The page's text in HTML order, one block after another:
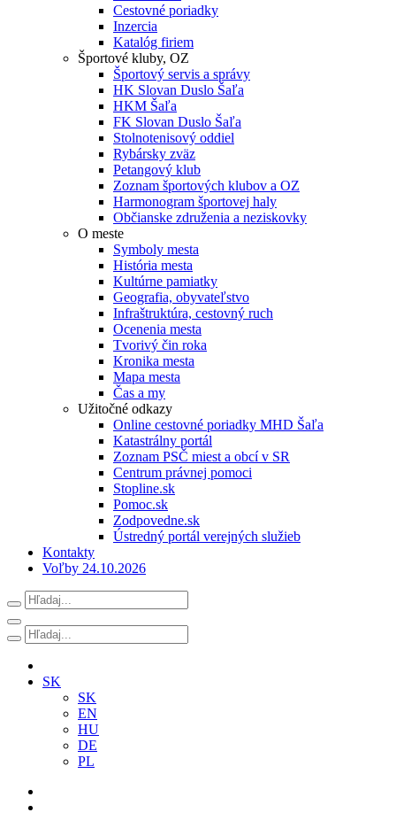
Cestovné poriadky
Inzercia
Katalóg firiem
Športové kluby, OZ
Športový servis a správy
HK Slovan Duslo Šaľa
HKM Šaľa
FK Slovan Duslo Šaľa
Stolnotenisový oddiel
Rybársky zväz
Petangový klub
Zoznam športových klubov a OZ
Harmonogram športovej haly
Občianske združenia a neziskovky
O meste
Symboly mesta
História mesta
Kultúrne pamiatky
Geografia, obyvateľstvo
Infraštruktúra, cestovný ruch
Ocenenia mesta
Tvorivý čin roka
Kronika mesta
Mapa mesta
Čas a my
Užitočné odkazy
Online cestovné poriadky MHD Šaľa
Katastrálny portál
Zoznam PSČ miest a obcí v SR
Centrum právnej pomoci
Stopline.sk
Pomoc.sk
Zodpovedne.sk
Ústredný portál verejných služieb
Kontakty
Voľby 24.10.2026
SK
SK
EN
HU
DE
PL